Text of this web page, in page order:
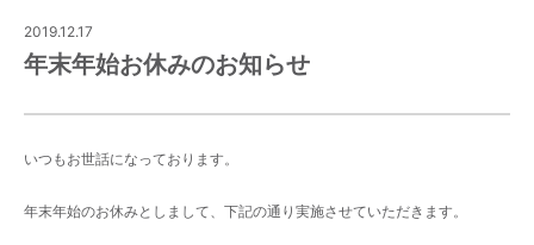
2019.12.17
年末年始お休みのお知らせ
いつもお世話になっております。
年末年始のお休みとしまして、下記の通り実施させていただきます。